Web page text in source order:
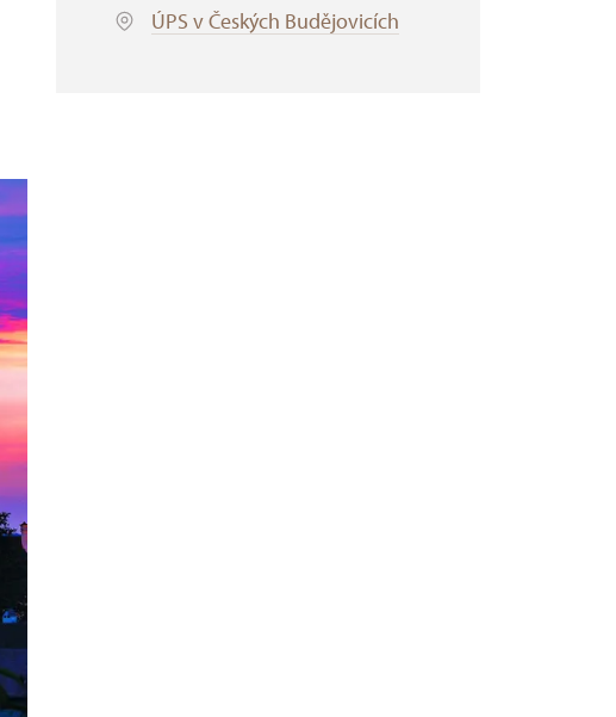
ÚPS v Českých Budějovicích